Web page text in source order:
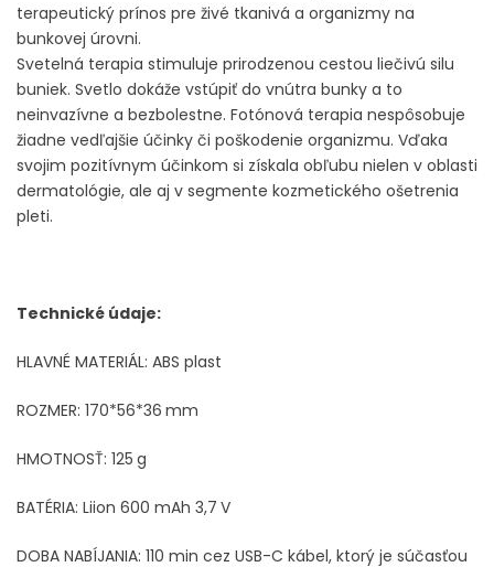
terapeutický prínos pre živé tkanivá a organizmy na
bunkovej úrovni.
Svetelná terapia stimuluje prirodzenou cestou liečivú silu
buniek. Svetlo dokáže vstúpiť do vnútra bunky a to
neinvazívne a bezbolestne. Fotónová terapia nespôsobuje
žiadne vedľajšie účinky či poškodenie organizmu. Vďaka
svojim pozitívnym účinkom si získala obľubu nielen v oblasti
dermatológie, ale aj v segmente kozmetického ošetrenia
pleti.
Technické údaje:
HLAVNÉ MATERIÁL: ABS plast
ROZMER: 170*56*36 mm
HMOTNOSŤ: 125 g
BATÉRIA: Liion 600 mAh 3,7 V
DOBA NABÍJANIA: 110 min cez USB-C kábel, ktorý je súčasťou